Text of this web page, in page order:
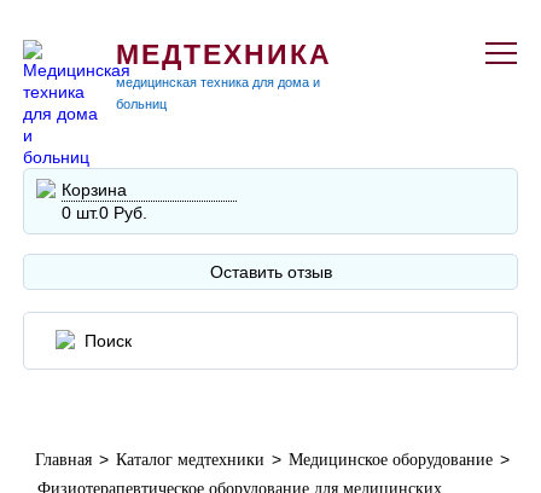
МЕДТЕХНИКА
медицинская техника для дома и
больниц
Корзина
0 шт.0 Руб.
Оставить отзыв
Главная > Каталог медтехники > Медицинское оборудование >
Физиотерапевтическое оборудование для медицинских